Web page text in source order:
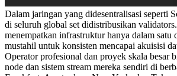
Dalam jaringan yang didesentralisasi seperti
di seluruh global set didistribusikan
menempatkan infrastruktur hanya dalam satu
mustahil untuk konsisten mencapai akuisisi
Operator profesional dan proyek skala besar
node dan sistem stream mereka sendiri di